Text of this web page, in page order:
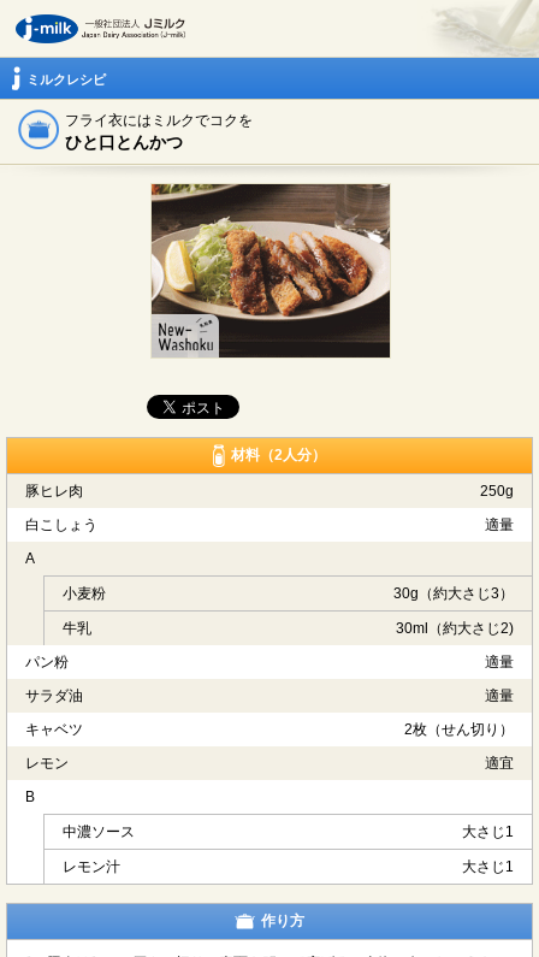
ミルクレシピ
フライ衣にはミルクでコクを
ひと口とんかつ
材料（2人分）
豚ヒレ肉
250g
白こしょう
適量
A
小麦粉 30g（約大さじ3）
牛乳
30ml（約大さじ2)
パン粉
適量
サラダ油
適量
キャベツ
2枚（せん切り）
レモン
適宜
B
中濃ソース 大さじ1
レモン汁 大さじ1
作り方